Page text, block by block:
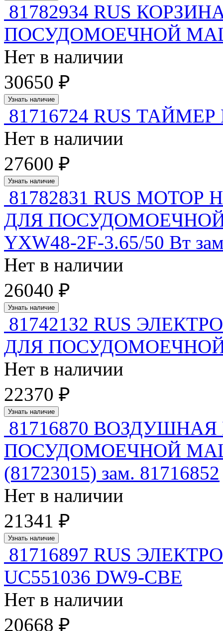
81782934 RUS
ПОСУДОМОЕЧНОЙ
Нет в наличии
30650 ₽
Узнать наличие
81716724 RUS ТАЙМЕР
Нет в наличии
27600 ₽
Узнать наличие
81782831 RUS
ДЛЯ
YXW48-2F-3.65/50 Вт
Нет в наличии
26040 ₽
Узнать наличие
81742132 RUS
ДЛЯ
Нет в наличии
22370 ₽
Узнать наличие
81716870
ПОСУДОМОЕЧНОЙ
(81723015) зам. 81716852
Нет в наличии
21341 ₽
Узнать наличие
81716897 RUS
UC551036 DW9-CBE
Нет в наличии
20668 ₽